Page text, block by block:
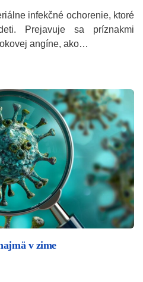
infekčné ochorenie, ktoré
Prejavuje sa príznakmi
angíne, ako…
v zime